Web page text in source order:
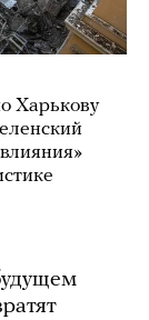
Харькову